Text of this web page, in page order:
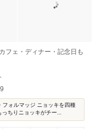
フェ・ディナー・記念日も
フォルマッジ ニョッキを四種
ちりニョッキがチー...